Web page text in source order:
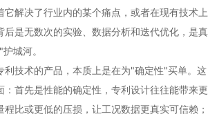
它解决了行业内的某个痛点，或者在现有技术上
后是无数次的实验、数据分析和迭代优化，是真
城河。
利技术的产品，本质上是在为"确定性"买单。这
：首先是性能的确定性，专利设计往往能带来更
比或更低的压损，让工况数据更真实可信赖；